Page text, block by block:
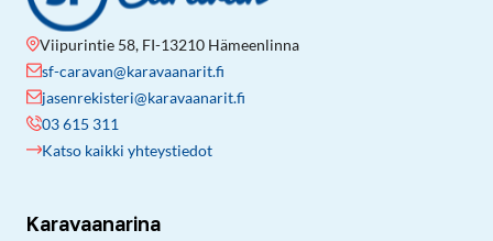
Viipurintie 58, FI-13210 Hämeenlinna
sf-caravan@karavaanarit.fi
jasenrekisteri@karavaanarit.fi
03 615 311
Katso kaikki yhteystiedot
Karavaanarina